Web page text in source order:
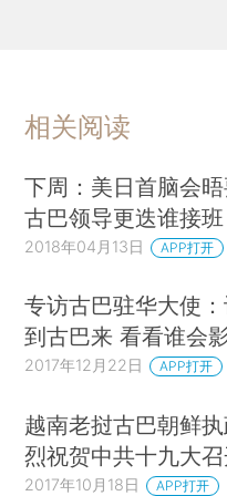
相关阅读
下周：美日首脑会晤
古巴领导更迭谁接班
2018年04月13日 APP打开
专访古巴驻华大使
到古巴来 看看谁会
2017年12月22日 APP打开
越南老挝古巴朝鲜
烈祝贺中共十九大
2017年10月18日 APP打开